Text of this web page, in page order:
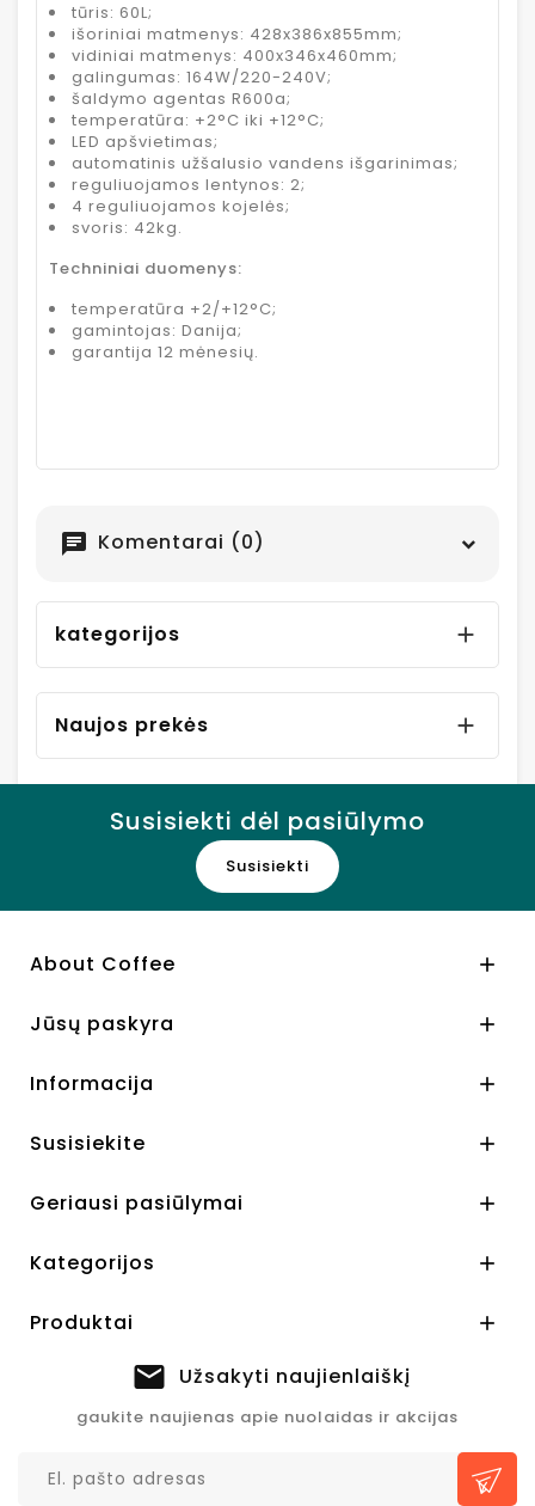
tūris: 60L;
išoriniai matmenys: 428x386x855mm;
vidiniai matmenys: 400x346x460mm;
galingumas: 164W/220-240V;
šaldymo agentas R600a;
temperatūra: +2°C iki +12°C;
LED apšvietimas;
automatinis užšalusio vandens išgarinimas;
reguliuojamos lentynos: 2;
4 reguliuojamos kojelės;
svoris: 42kg.
Techniniai duomenys:
temperatūra +2/+12°C;
gamintojas: Danija;
garantija 12 mėnesių.
chat Komentarai (0)
kategorijos 
Naujos prekės 
Susisiekti dėl pasiūlymo
Susisiekti
About Coffee 
Jūsų paskyra 
Informacija 
Susisiekite 
Geriausi pasiūlymai 
Kategorijos 
Produktai 
Užsakyti naujienlaiškį
gaukite naujienas apie nuolaidas ir akcijas